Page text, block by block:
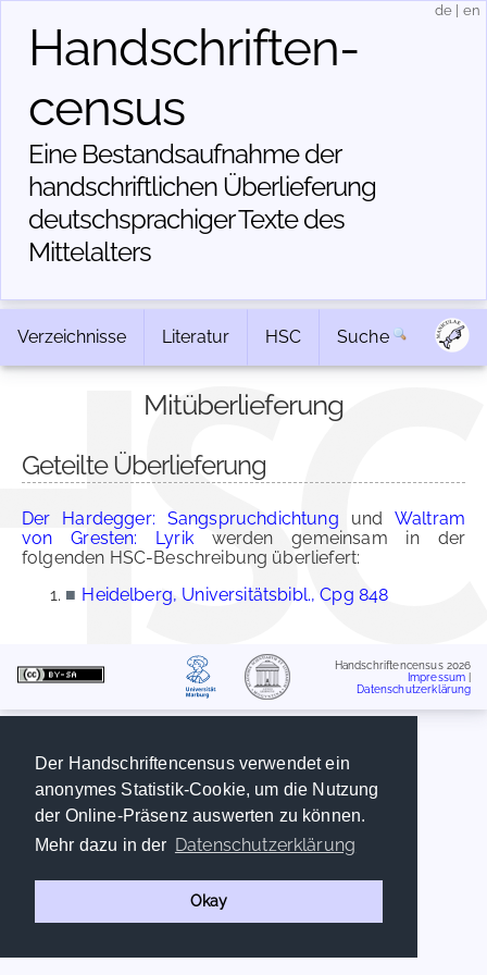
Der Handschriftencensus verwendet ein
anonymes Statistik-Cookie, um die Nutzung
der Online-Präsenz auswerten zu können.
Mehr dazu in der Datenschutzerklärung
Okay
Handschriften­
census
Eine Bestandsaufnahme der
handschriftlichen Über­lieferung
deutschsprachiger Texte des
Mittelalters
de en
Verzeichnisse Literatur HSC Suche
Mitüberlieferung
Geteilte Überlieferung
Der Hardegger: Sangspruchdichtung und Waltram
von Gresten: Lyrikwerden gemeinsam in der
folgenden HSC-Beschreibung überliefert:
■ Heidelberg, Universitätsbibl., Cpg 848
Handschriftencensus 2026
Impressum
Datenschutzerklärung